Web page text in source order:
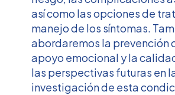
así como las opciones de
manejo de los síntomas.
abordaremos la prevención
apoyo emocional y la
las perspectivas futuras en
investigación de esta